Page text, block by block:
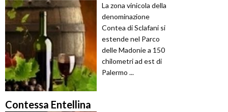
La zona vinicola della
denominazione
Contea di Sclafani si
estende nel Parco
delle Madonie a 150
chilometri ad est di
Palermo ...
Contessa Entellina